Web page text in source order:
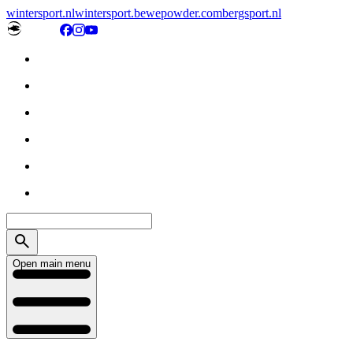
wintersport.nlwintersport.bewepowder.combergsport.nl
Open main menu